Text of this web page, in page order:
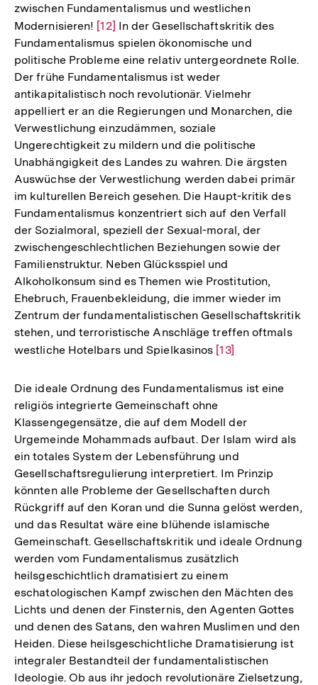
zwischen Fundamentalismus und westlichen
Modernisieren! Zur
Auflösung
der
Fußnote
[12] In der Gesellschaftskritik des
Fundamentalismus spielen ökonomische und
politische Probleme eine relativ untergeordnete Rolle.
Der frühe Fundamentalismus ist weder
antikapitalistisch noch revolutionär. Vielmehr
appelliert er an die Regierungen und Monarchen, die
Verwestlichung einzudämmen, soziale
Ungerechtigkeit zu mildern und die politische
Unabhängigkeit des Landes zu wahren. Die ärgsten
Auswüchse der Verwestlichung werden dabei primär
im kulturellen Bereich gesehen. Die Haupt-kritik des
Fundamentalismus konzentriert sich auf den Verfall
der Sozialmoral, speziell der Sexual-moral, der
zwischengeschlechtlichen Beziehungen sowie der
Familienstruktur. Neben Glücksspiel und
Alkoholkonsum sind es Themen wie Prostitution,
Ehebruch, Frauenbekleidung, die immer wieder im
Zentrum der fundamentalistischen Gesellschaftskritik
stehen, und terroristische Anschläge treffen oftmals
westliche Hotelbars und Spielkasinos Zur
der
Fußnote
[13]
Die ideale Ordnung des Fundamentalismus ist eine
religiös integrierte Gemeinschaft ohne
Klassengegensätze, die auf dem Modell der
Urgemeinde Mohammads aufbaut. Der Islam wird als
ein totales System der Lebensführung und
Gesellschaftsregulierung interpretiert. Im Prinzip
könnten alle Probleme der Gesellschaften durch
Rückgriff auf den Koran und die Sunna gelöst werden,
und das Resultat wäre eine blühende islamische
Gemeinschaft. Gesellschaftskritik und ideale Ordnung
werden vom Fundamentalismus zusätzlich
heilsgeschichtlich dramatisiert zu einem
eschatologischen Kampf zwischen den Mächten des
Lichts und denen der Finsternis, den Agenten Gottes
und denen des Satans, den wahren Muslimen und den
Heiden. Diese heilsgeschichtliche Dramatisierung ist
integraler Bestandteil der fundamentalistischen
Ideologie. Ob aus ihr jedoch revolutionäre Zielsetzung,